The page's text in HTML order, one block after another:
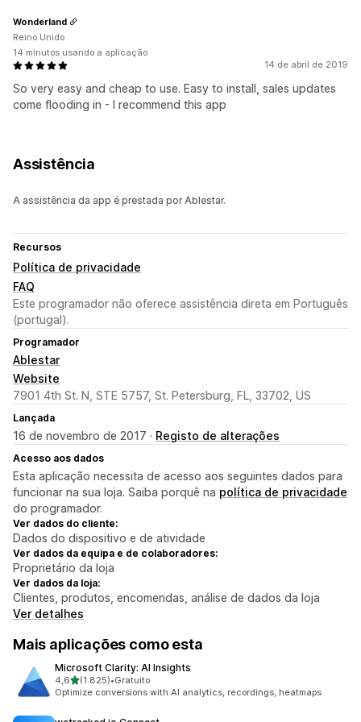
14 de abril de 2019
So very easy and cheap to use. Easy to install, sales updates
come flooding in - I recommend this app
Wonderland
Reino Unido
14 minutos usando a aplicação
Assistência
A assistência da app é prestada por Ablestar.
Recursos
Política de privacidade
FAQ
Este programador não oferece assistência direta em Português
(portugal).
Programador
Ablestar
Website
7901 4th St. N, STE 5757, St. Petersburg, FL, 33702, US
Lançada
16 de novembro de 2017 · Registo de alterações
Acesso aos dados
Esta aplicação necessita de acesso aos seguintes dados para
funcionar na sua loja. Saiba porquê na política de privacidade
do programador.
Ver dados do cliente:
Dados do dispositivo e de atividade
Ver dados da equipa e de colaboradores:
Proprietário da loja
Ver dados da loja:
Clientes, produtos, encomendas, análise de dados da loja
Ver detalhes
Mais aplicações como esta
Microsoft Clarity: AI Insights
4,6de 5 estrelas
(1.825)
1825 total de avaliações
•Gratuito
Optimize conversions with AI analytics, recordings, heatmaps